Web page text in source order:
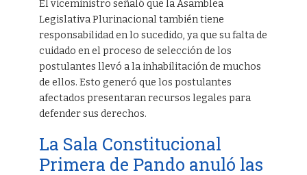
El viceministro señaló que la Asamblea
Legislativa Plurinacional también tiene
responsabilidad en lo sucedido, ya que su falta de
cuidado en el proceso de selección de los
postulantes llevó a la inhabilitación de muchos
de ellos. Esto generó que los postulantes
afectados presentaran recursos legales para
defender sus derechos.
La Sala Constitucional
Primera de Pando anuló las